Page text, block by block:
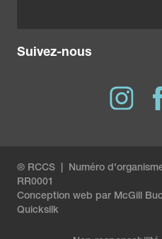
Suivez-nous
® RCCS | Numéro
RR0001
Conception web par McGill
Quicksilk